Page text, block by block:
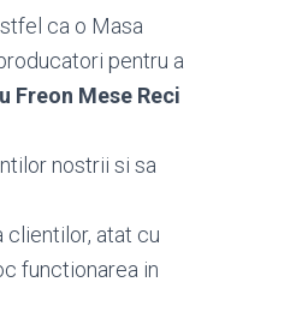
ca o Masa
pentru a
Freon Mese Reci
nostrii si sa
clientilor, atat cu
functionarea in